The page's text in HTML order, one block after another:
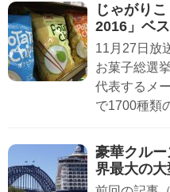
じゃがり
2016」ベ
11月27日放
お菓子総選
代表するメ
で1700種類
豪華クル
界最大の